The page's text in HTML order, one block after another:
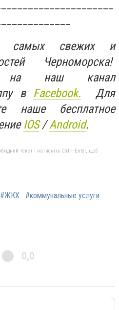
самых свежих и
Черноморска!
на наш канал
в Facebook. Для
наше бесплатное
IOS/Android.
текст і натисніть Ctrl + Enter, щоб
#ЖКХ #коммунальные услуги
0,0